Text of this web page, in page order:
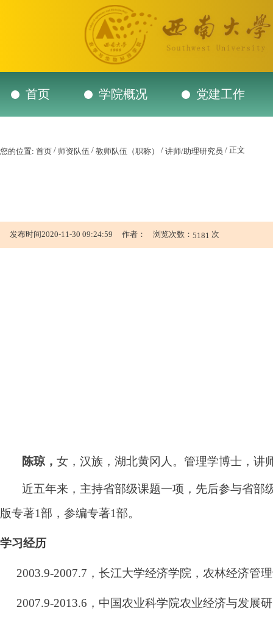
首页 学院概况 党建工作
您的位置: 首页 / 师资队伍 / 教师队伍（职称） / 讲师/助理研究员 / 正文
发布时间2020-11-30 09:24:59 作者： 浏览次数： 5181 次
陈琼， 女，汉族，湖北黄冈人。管理学博士，讲
近五年来，主持省部级课题一项，先后参与省
版专著1部，参编专著1部。
学习经历
2003.9-2007.7 ，长江大学经济学院，农林经济管
2007.9-2013.6 ，中国农业科学院农业经济与发展